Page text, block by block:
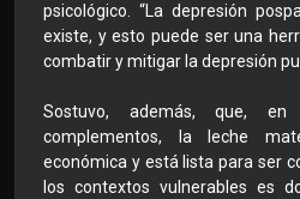
psicológico. “La depresión
existe, y esto puede ser una
combatir y mitigar la depresión
Sostuvo, además, que, en
complementos, la leche
económica y está lista para ser
los contextos vulnerables es